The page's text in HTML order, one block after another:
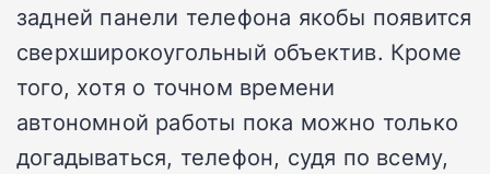
задней панели телефона якобы появится
сверхширокоугольный объектив. Кроме
того, хотя о точном времени
автономной работы пока можно только
догадываться, телефон, судя по всему,